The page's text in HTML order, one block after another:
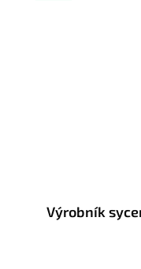
Výrobník